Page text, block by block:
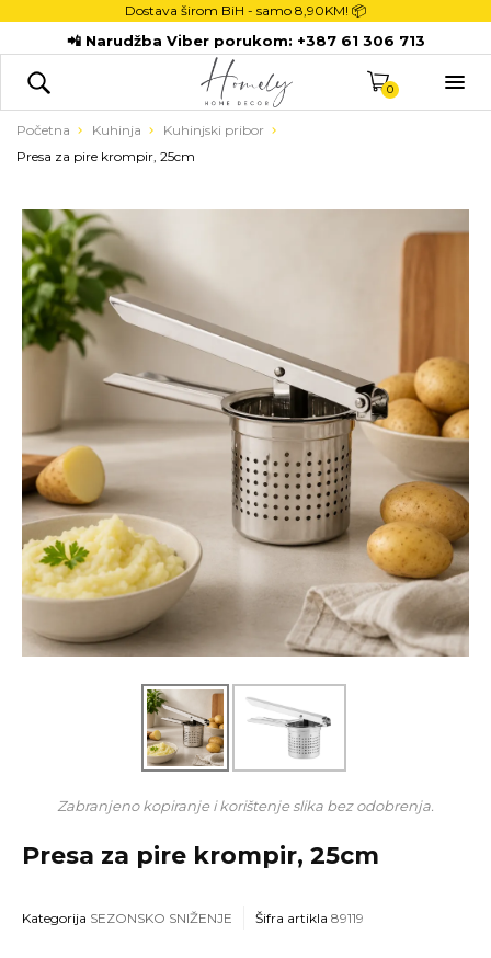
Dostava širom BiH - samo 8,90KM! 📦
📲 Narudžba Viber porukom: +387 61 306 713
0 
POČETNA
DEKORACIJE
KUHINJA
TEKSTIL
DJECA
ODLAGANJE
NOVI PROIZVODI
Početna Kuhinja
Kuhinjski pribor
Presa za pire krompir, 25cm
Zabranjeno kopiranje i korištenje slika bez odobrenja.
Presa za pire krompir, 25cm
Kategorija SEZONSKO SNIŽENJE Šifra artikla 89119